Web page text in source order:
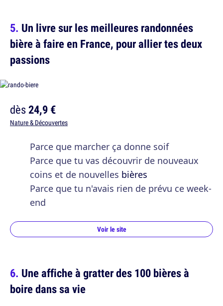
Un livre sur les meilleures randonnées
bière à faire en France, pour allier tes deux
passions
dès24,9 €
Nature & Découvertes
Parce que marcher ça donne soif
Parce que tu vas découvrir de nouveaux
coins et de nouvelles bières
Parce que tu n'avais rien de prévu ce week-
end
Voir le site
Une affiche à gratter des 100 bières à
boire dans sa vie